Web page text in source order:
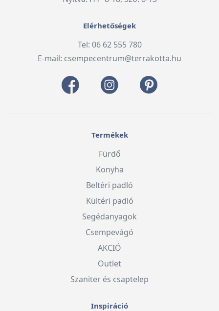
Elérhetőségek
Tel: 06 62 555 780
E-mail: csempecentrum@terrakotta.hu
Termékek
Fürdő
Konyha
Beltéri padló
Kültéri padló
Segédanyagok
Csempevágó
AKCIÓ
Outlet
Szaniter és csaptelep
Inspiráció